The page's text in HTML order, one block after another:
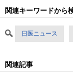
関連キーワードから
日医ニュース
関連記事